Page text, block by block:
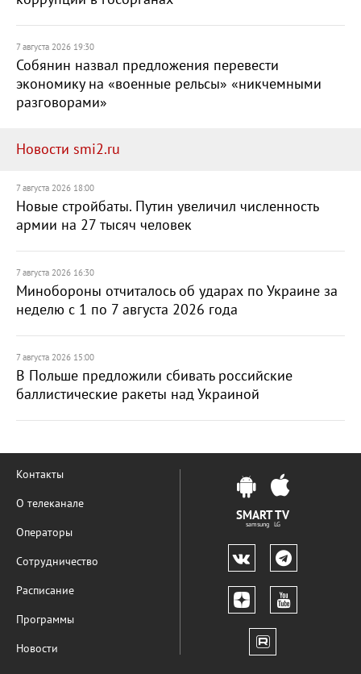
7 августа 2026 19:30
Собянин назвал предложения перевести
экономику на «военные рельсы» «никчемными
разговорами»
Новости smi2.ru
7 августа 2026 18:00
Новые стройбаты. Путин увеличил численность
армии на 27 тысяч человек
7 августа 2026 16:30
Минобороны отчиталось об ударах по Украине за
неделю с 1 по 7 августа 2026 года
7 августа 2026 15:00
В Польше предложили сбивать российские
баллистические ракеты над Украиной
Контакты
О телеканале
Операторы
Сотрудничество
Расписание
Программы
Новости
SMART TV
samsung LG